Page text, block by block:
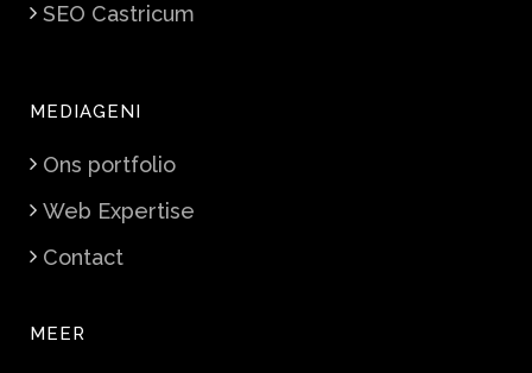
SEO Castricum
MEDIAGENI
Ons portfolio
Web Expertise
Contact
MEER